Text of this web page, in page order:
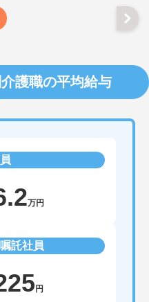
護職の平均給与
万円
託社員
円